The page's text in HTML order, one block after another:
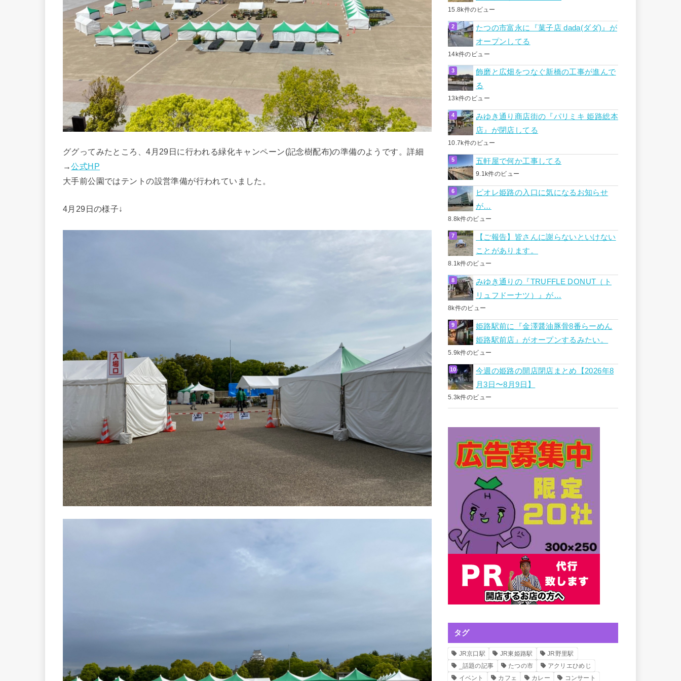
ググってみたところ、4月29日に行われる緑化キャンペーン(記念樹配布)の準備のようです。詳細
→公式HP
大手前公園ではテントの設営準備が行われていました。
4月29日の様子↓
15.8k件のビュー
たつの市富永に『菓子店 dada(ダダ)』が
オープンしてる
14k件のビュー
飾磨と広畑をつなぐ新橋の工事が進んで
る
13k件のビュー
みゆき通り商店街の『パリミキ 姫路総本
店』が閉店してる
10.7k件のビュー
五軒屋で何か工事してる
9.1k件のビュー
ピオレ姫路の入口に気になるお知らせ
が…
8.8k件のビュー
【ご報告】皆さんに謝らないといけない
ことがあります。
8.1k件のビュー
みゆき通りの『TRUFFLE DONUT（ト
リュフドーナツ）』が…
8k件のビュー
姫路駅前に『金澤醤油豚骨8番らーめん
姫路駅前店』がオープンするみたい。
5.9k件のビュー
今週の姫路の開店閉店まとめ【2026年8
月3日〜8月9日】
5.3k件のビュー
タグ
JR京口駅 JR東姫路駅
JR野里駅
_話題の記事
たつの市
アクリエひめじ
イベント
カフェ カレー コンサート